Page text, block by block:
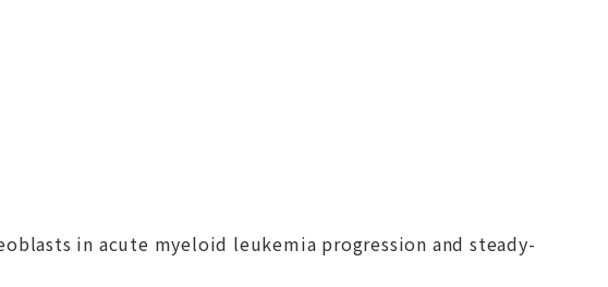
in acute myeloid leukemia progression and steady-